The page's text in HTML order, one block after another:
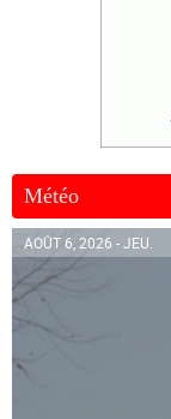
Météo
AOÛT 6, 2026 - JEU.